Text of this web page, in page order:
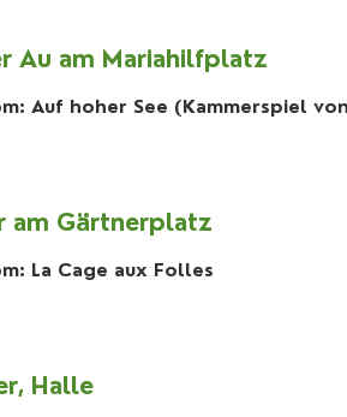
Au am Mariahilfplatz
Auf hoher See (Kammerspiel
am Gärtnerplatz
La Cage aux Folles
Halle